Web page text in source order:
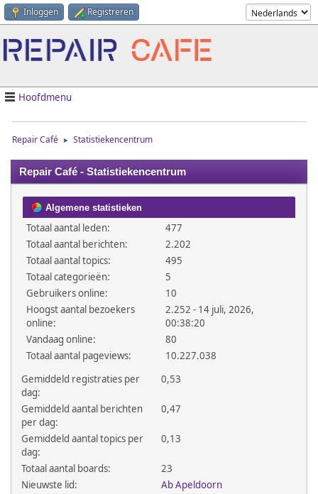
Inloggen Registreren
Hoofdmenu
Repair Café ► Statistiekencentrum
Repair Café - Statistiekencentrum
Algemene statistieken
Totaal aantal leden:
477
Totaal aantal berichten:
2.202
Totaal aantal topics:
495
Totaal categorieën:
5
Gebruikers online:
10
Hoogst aantal bezoekers
online:
2.252 - 14 juli, 2026,
00:38:20
Vandaag online:
80
Totaal aantal pageviews:
10.227.038
Gemiddeld registraties per
dag:
0,53
Gemiddeld aantal berichten
per dag:
0,47
Gemiddeld aantal topics per
dag:
0,13
Totaal aantal boards:
23
Nieuwste lid:
Ab Apeldoorn